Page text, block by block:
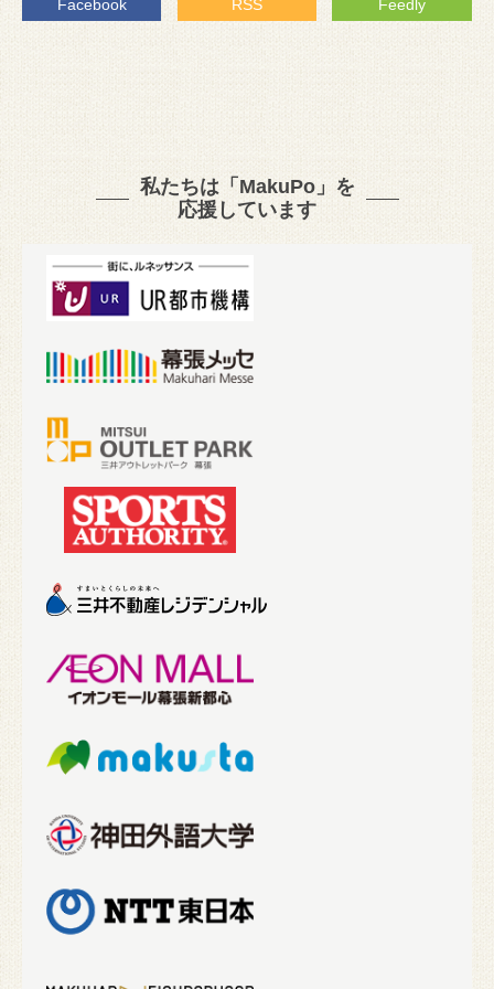
Facebook RSS Feedly
私たちは「MakuPo」を
応援しています